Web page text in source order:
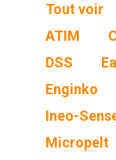
Tout voir
ATIM
DSS
Enginko
Ineo-
Micropelt